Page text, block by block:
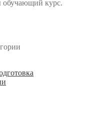
обучающий курс.